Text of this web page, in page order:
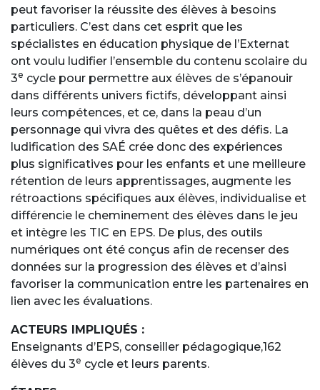
peut favoriser la réussite des élèves à besoins
particuliers. C’est dans cet esprit que les
spécialistes en éducation physique de l’Externat
ont voulu ludifier l’ensemble du contenu scolaire du
3e cycle pour permettre aux élèves de s’épanouir
dans différents univers fictifs, développant ainsi
leurs compétences, et ce, dans la peau d’un
personnage qui vivra des quêtes et des défis. La
ludification des SAÉ crée donc des expériences
plus significatives pour les enfants et une meilleure
rétention de leurs apprentissages, augmente les
rétroactions spécifiques aux élèves, individualise et
différencie le cheminement des élèves dans le jeu
et intègre les TIC en EPS. De plus, des outils
numériques ont été conçus afin de recenser des
données sur la progression des élèves et d’ainsi
favoriser la communication entre les partenaires en
lien avec les évaluations.
ACTEURS IMPLIQUÉS :
Enseignants d’EPS, conseiller pédagogique,162
élèves du 3e cycle et leurs parents.